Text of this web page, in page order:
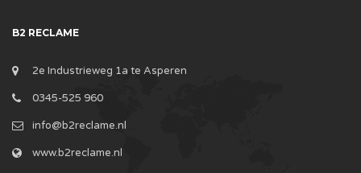
B2 RECLAME
2e Industrieweg 1a te Asperen
0345-525 960
info@b2reclame.nl
www.b2reclame.nl